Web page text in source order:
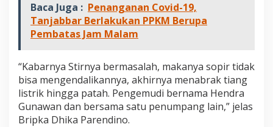
Baca Juga : Penanganan Covid-19,
Tanjabbar Berlakukan PPKM Berupa
Pembatas Jam Malam
“Kabarnya Stirnya bermasalah, makanya sopir tidak
bisa mengendalikannya, akhirnya menabrak tiang
listrik hingga patah. Pengemudi bernama Hendra
Gunawan dan bersama satu penumpang lain,” jelas
Bripka Dhika Parendino.